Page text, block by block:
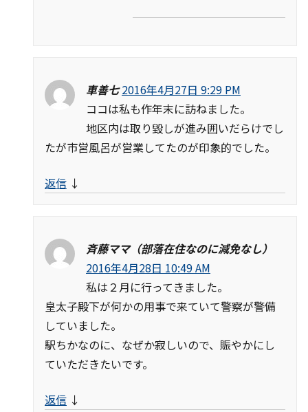
車善七 2016年4月27日 9:29 PM
ココは私も作年末に訪ねました。
地区内は取り毀しが進み囲いだらけでし
たが市営風呂が営業してたのが印象的でした。
返信 ↓
斉藤ママ（部落在住なのに減免なし）
2016年4月28日 10:49 AM
私は２月に行ってきました。
皇太子殿下が何かの用事で来ていて警察が警備
していました。
駅ちかなのに、なぜか寂しいので、賑やかにし
ていただきたいです。
返信 ↓